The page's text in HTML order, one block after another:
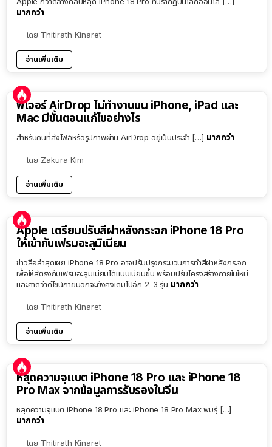
มากกว่า
โดย Thitirath Kinaret
อ่านเพิ่มเติม
ฟีเจอร์ AirDrop ไม่ทำงานบน iPhone, iPad และ
Mac มีขั้นตอนแก้ไขอย่างไร
สำหรับคนที่ส่งไฟล์หรือรูปภาพผ่าน AirDrop อยู่เป็นประจำ […] มากกว่า
โดย Zakura Kim
อ่านเพิ่มเติม
Apple เตรียมปรับสีฝาหลังกระจก iPhone 18 Pro
ให้เข้ากับเฟรมอะลูมิเนียม
ข่าวลือล่าสุดเผย iPhone 18 Pro อาจปรับปรุงกระบวนการทำสีฝาหลังกระจก
เพื่อให้สีตรงกับเฟรมอะลูมิเนียมได้แนบเนียนขึ้น พร้อมปรับโครงสร้างภายในใหม่
และคาดว่าดีไซน์ภายนอกจะยังคงเดิมไปอีก 2-3 รุ่น มากกว่า
โดย Thitirath Kinaret
อ่านเพิ่มเติม
หลุดความจุแบต iPhone 18 Pro และ iPhone 18
Pro Max จากข้อมูลการรับรองในจีน
หลุดความจุแบต iPhone 18 Pro และ iPhone 18 Pro Max พบรุ่ […]
มากกว่า
โดย Thitirath Kinaret